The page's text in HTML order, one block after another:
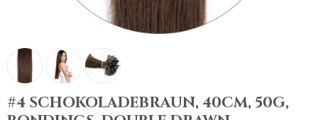
#4 SCHOKOLADEBRAUN, 40CM, 50G,